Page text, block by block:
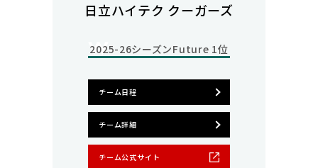
日立ハイテク クーガーズ
2025-26シーズンFuture 1位
チーム日程
チーム詳細
チーム公式サイト